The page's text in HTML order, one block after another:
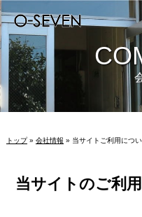
トップ» 会社情報 » 当サイトご利用につ
当サイトのご利